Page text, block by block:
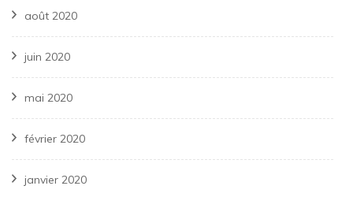
août 2020
juin 2020
mai 2020
février 2020
janvier 2020